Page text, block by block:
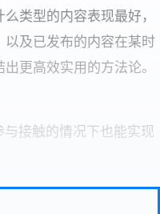
类型的内容表现最好，
及已发布的内容在某时
更高效实用的方法论。
接触的情况下也能实现